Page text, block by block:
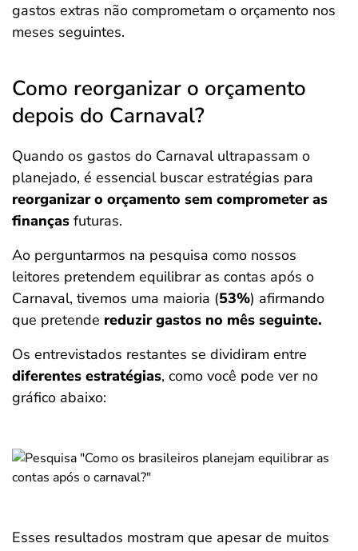
gastos extras não comprometam o orçamento nos
meses seguintes.
Como reorganizar o orçamento
depois do Carnaval?
Quando os gastos do Carnaval ultrapassam o
planejado, é essencial buscar estratégias para
reorganizar o orçamento sem comprometer as
finanças futuras.
Ao perguntarmos na pesquisa como nossos
leitores pretendem equilibrar as contas após o
Carnaval, tivemos uma maioria (53%) afirmando
que pretende reduzir gastos no mês seguinte.
Os entrevistados restantes se dividiram entre
diferentes estratégias, como você pode ver no
gráfico abaixo:
Esses resultados mostram que apesar de muitos